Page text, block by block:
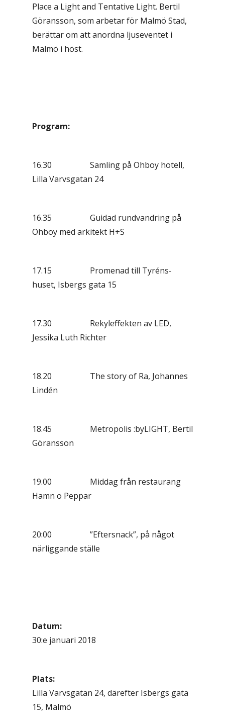
Place a Light and Tentative Light. Bertil
Göransson, som arbetar för Malmö Stad,
berättar om att anordna ljuseventet i
Malmö i höst.
Program:
16.30 Samling på Ohboy hotell,
Lilla Varvsgatan 24
16.35 Guidad rundvandring på
Ohboy med arkitekt H+S
17.15 Promenad till Tyréns-
huset, Isbergs gata 15
17.30 Rekyleffekten av LED,
Jessika Luth Richter
18.20 The story of Ra, Johannes
Lindén
18.45 Metropolis :byLIGHT, Bertil
Göransson
19.00 Middag från restaurang
Hamn o Peppar
20:00 ”Eftersnack”, på något
närliggande ställe
Datum:
30:e januari 2018
Plats:
Lilla Varvsgatan 24, därefter Isbergs gata
15, Malmö